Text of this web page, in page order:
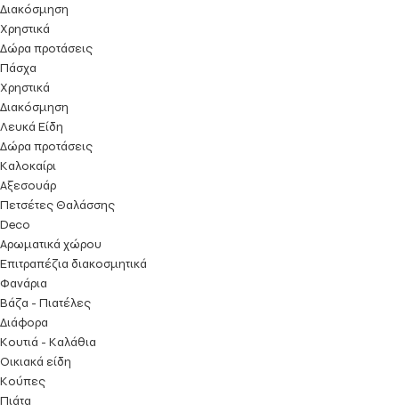
Διακόσμηση
Χρηστικά
Δώρα προτάσεις
Πάσχα
Χρηστικά
Διακόσμηση
Λευκά Είδη
Δώρα προτάσεις
Kαλοκαίρι
Αξεσουάρ
Πετσέτες Θαλάσσης
Deco
Αρωματικά χώρου
Επιτραπέζια διακοσμητικά
Φανάρια
Βάζα - Πιατέλες
Διάφορα
Κουτιά - Καλάθια
Οικιακά είδη
Κούπες
Πιάτα